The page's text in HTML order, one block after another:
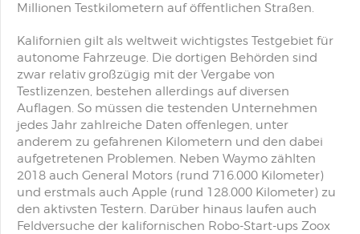
Millionen Testkilometern auf öffentlichen Straßen.
Kalifornien gilt als weltweit wichtigstes Testgebiet für
autonome Fahrzeuge. Die dortigen Behörden sind
zwar relativ großzügig mit der Vergabe von
Testlizenzen, bestehen allerdings auf diversen
Auflagen. So müssen die testenden Unternehmen
jedes Jahr zahlreiche Daten offenlegen, unter
anderem zu gefahrenen Kilometern und den dabei
aufgetretenen Problemen. Neben Waymo zählten
2018 auch General Motors (rund 716.000 Kilometer)
und erstmals auch Apple (rund 128.000 Kilometer) zu
den aktivsten Testern. Darüber hinaus laufen auch
Feldversuche der kalifornischen Robo-Start-ups Zoox